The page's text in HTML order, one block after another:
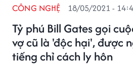
Tỷ phú Bill Gates gọi
vợ cũ là 'độc hại', được
tiếng chỉ cách ly hôn
CÔNG NGHỆ 18/05/2021 -